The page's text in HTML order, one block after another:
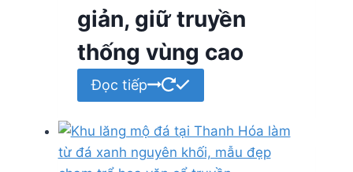
giản, giữ truyền
thống vùng cao
Đọc tiếp